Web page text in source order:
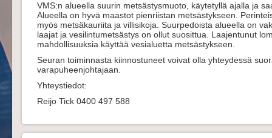
VMS:n alueella suurin metsästysmuoto, käytetyllä ajalla ja
Alueella on hyvä maastot pienriistan metsästykseen.
myös metsäkauriita ja villisikoja. Suurpedoista alueella on
laajat ja vesilintumetsästys on ollut suosittua. Laajentunut
mahdollisuuksia käyttää vesialuetta metsästykseen.
Seuran toiminnasta kiinnostuneet voivat olla yhteydessä
varapuheenjohtajaan.
Yhteystiedot:
Reijo Tick 0400 497 588